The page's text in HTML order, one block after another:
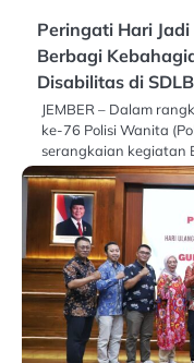
Peringati Hari
Berbagi
Disabilitas di SDLB
JEMBER – Dalam
ke-76 Polisi Wanita
serangkaian kegiatan